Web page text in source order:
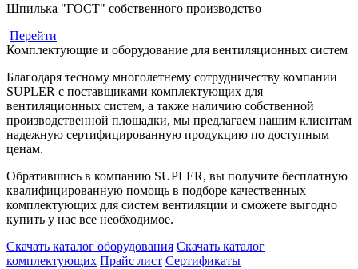
Шпилька "ГОСТ" собственного производство
Перейти
Комплектующие и оборудование для вентиляционных систем
Благодаря тесному многолетнему сотрудничеству компании
SUPLER с поставщиками комплектующих для
вентиляционных систем, а также наличию собственной
производственной площадки, мы предлагаем нашим клиентам
надежную сертифицированную продукцию по доступным
ценам.
Обратившись в компанию SUPLER, вы получите бесплатную
квалифицированную помощь в подборе качественных
комплектующих для систем вентиляции и сможете выгодно
купить у нас все необходимое.
Скачать каталог оборудования Скачать каталог
комплектующих Прайс лист Сертификаты